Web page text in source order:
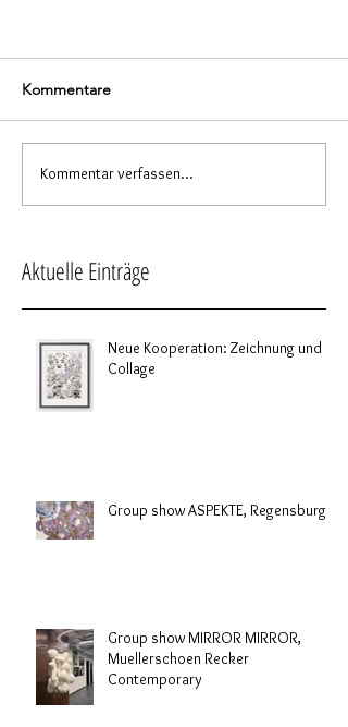
Kommentare
Kommentar verfassen...
Aktuelle Einträge
Neue Kooperation: Zeichnung und
Collage
Group show ASPEKTE, Regensburg
Group show MIRROR MIRROR,
Muellerschoen Recker
Contemporary